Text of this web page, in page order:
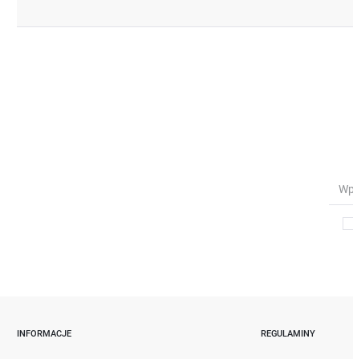
INFORMACJE REGULAMINY